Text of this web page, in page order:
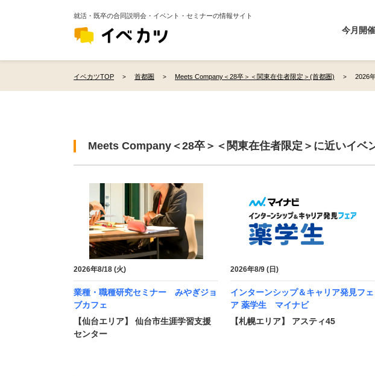
就活・既卒の合同説明会・イベント・セミナーの情報サイト
今月開
イベカツTOP 首都圏 Meets Company＜28卒＞＜関東在住者限定＞(首都圏) 2026
Meets Company＜28卒＞＜関東在住者限定＞に近いイベ
2026年8/18 (火)
業種・職種研究セミナー みやぎジョ
ブカフェ
【仙台エリア】 仙台市生涯学習支援
センター
2026年8/9 (日)
インターンシップ＆キャリア発見フェ
ア 薬学生 マイナビ
【札幌エリア】 アスティ45